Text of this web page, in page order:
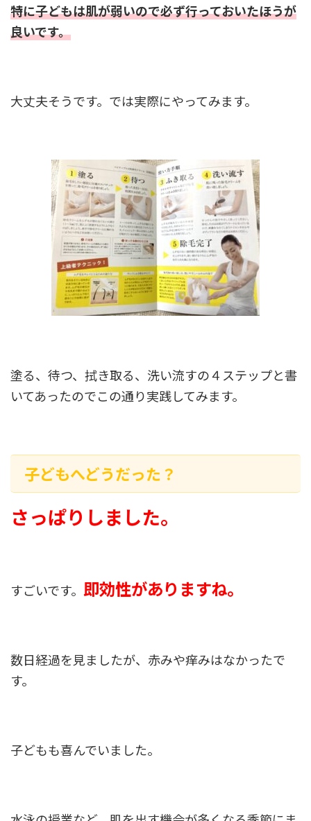
特に子どもは肌が弱いので必ず行っておいたほうが
良いです。
大丈夫そうです。では実際にやってみます。
塗る、待つ、拭き取る、洗い流すの４ステップと書
いてあったのでこの通り実践してみます。
子どもへどうだった？
さっぱりしました。
すごいです。 即効性がありますね。
数日経過を見ましたが、赤みや痒みはなかったで
す。
子どもも喜んでいました。